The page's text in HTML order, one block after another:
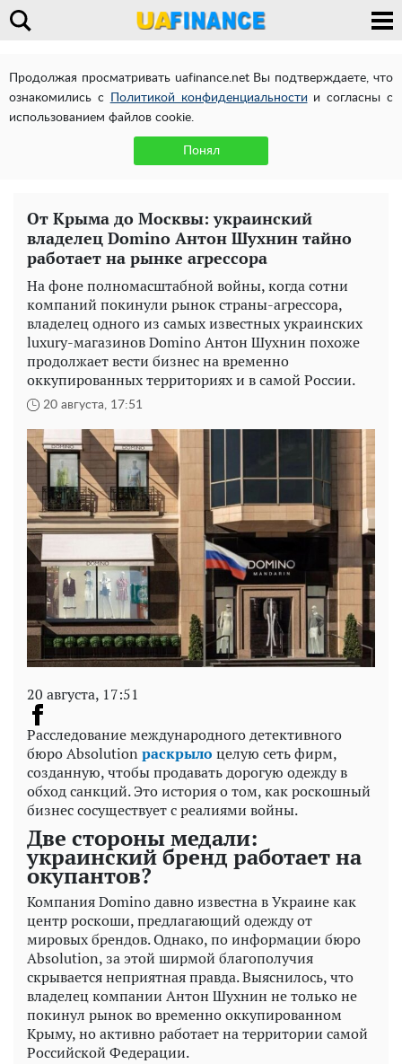
Продолжая просматривать uafinance.net Вы подтверждаете, что
ознакомились с
Политикой конфиденциальности и согласны с
использованием файлов cookie.
Понял
От Крыма до Москвы: украинский
владелец Domino Антон Шухнин тайно
работает на рынке агрессора
На фоне полномасштабной войны, когда сотни
компаний покинули рынок страны-агрессора,
владелец одного из самых известных украинских
luxury-магазинов Domino Антон Шухнин похоже
продолжает вести бизнес на временно
оккупированных территориях и в самой России.
20 августа, 17:51
20 августа, 17:51
Расследование международного детективного
бюро Absolution раскрыло целую сеть фирм,
созданную, чтобы продавать дорогую одежду в
обход санкций. Это история о том, как роскошный
бизнес сосуществует с реалиями войны.
Две стороны медали:
украинский бренд работает на
окупантов?
Компания Domino давно известна в Украине как
центр роскоши, предлагающий одежду от
мировых брендов. Однако, по информации бюро
Absolution, за этой ширмой благополучия
скрывается неприятная правда. Выяснилось, что
владелец компании Антон Шухнин не только не
покинул рынок во временно оккупированном
Крыму, но активно работает на территории самой
Российской Федерации.